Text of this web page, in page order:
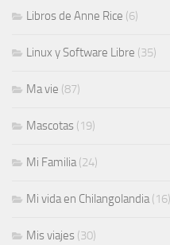
Libros de Anne Rice (6)
Linux y Software Libre (35)
Ma vie (87)
Mascotas (19)
Mi Familia (24)
Mi vida en Chilangolandia (16)
Mis viajes (30)